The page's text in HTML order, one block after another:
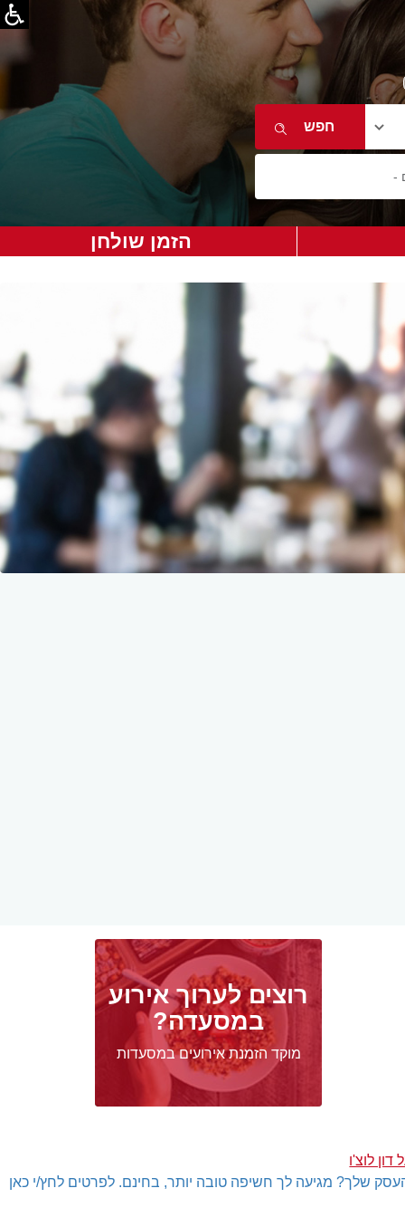
הזמן שולחן
לוצ'ו
רוצים לערוך אירוע
במסעדה?
מוקד הזמנת אירועים במסעדות
שלך? מגיעה לך חשיפה טובה יותר, בחינם. לפרטים לחץ/י כאן